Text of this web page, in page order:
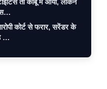
कोर्ट से फरार, सरेंडर के
…